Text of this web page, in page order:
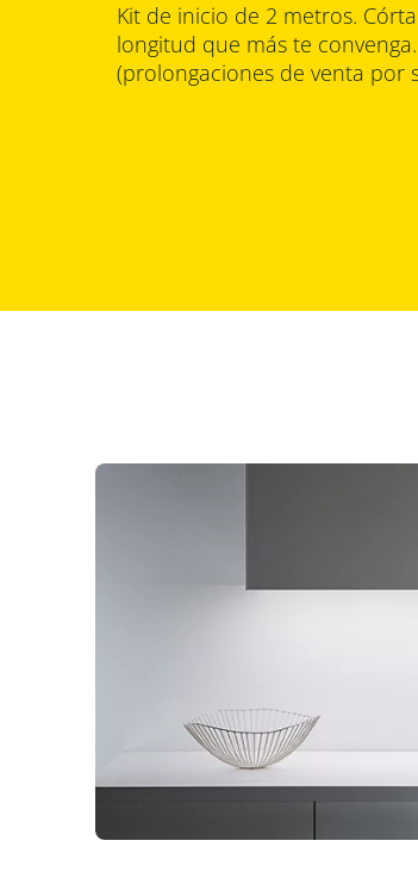
Kit de inicio de 2 metros.
longitud que más te
(prolongaciones de venta por